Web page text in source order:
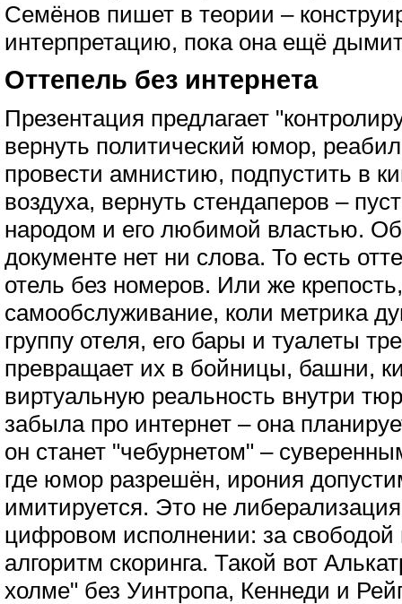
Семёнов пишет в теории –
интерпретацию, пока она ещё
Оттепель без интернета
Презентация предлагает
вернуть политический юмор,
провести амнистию, подпустить в
воздуха, вернуть стендаперов –
народом и его любимой властью.
документе нет ни слова. То есть
отель без номеров. Или же
самообслуживание, коли метрика
группу отеля, его бары и туалеты
превращает их в бойницы, башни,
виртуальную реальность внутри
забыла про интернет – она
он станет "чебурнетом" –
где юмор разрешён, ирония
имитируется. Это не
цифровом исполнении: за свободой
алгоритм скоринга. Такой вот
холме" без Уинтропа, Кеннеди и